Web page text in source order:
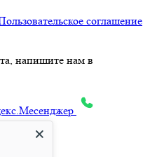
соглашение
напишите нам в